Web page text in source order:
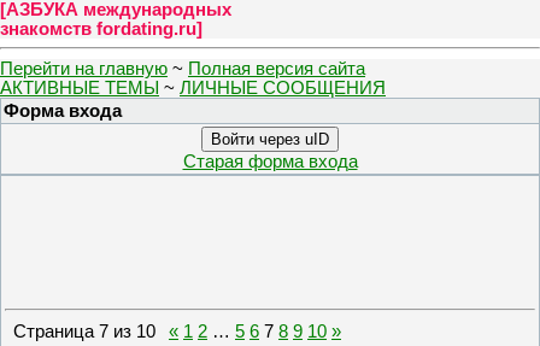
[АЗБУКА международных
знакомств fordating.ru]
Перейти на главную ~ Полная версия сайта
АКТИВНЫЕ ТЕМЫ ~ ЛИЧНЫЕ СООБЩЕНИЯ
Форма входа
Войти через uID
Старая форма входа
Страница7 из 10 « 1 2 … 5 6 7 8 9 10 »